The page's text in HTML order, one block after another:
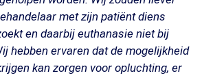
met zijn patiënt diens
en daarbij euthanasie niet bij
hebben ervaren dat de mogelijkheid
kan zorgen voor opluchting, er